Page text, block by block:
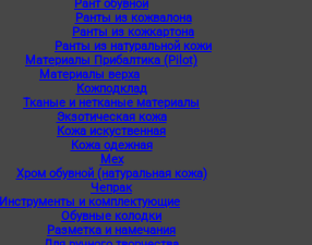
Рант обувной
Ранты из кожвалона
Ранты из кожкартона
Ранты из натуральной кожи
Материалы Прибалтика (Pilot)
Материалы верха
Кожподклад
Тканые и нетканые материалы
Экзотическая кожа
Кожа искуственная
Кожа одежная
Мех
Хром обувной (натуральная кожа)
Чепрак
Инструменты и комплектующие
Обувные колодки
Разметка и намечания